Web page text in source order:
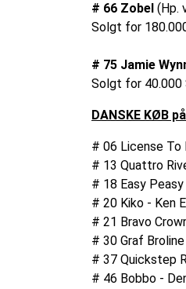
# 66 Zobel (Hp.
Solgt for
# 75 Jamie
Solgt for 40.000
DANSKE KØB
# 06 License To
# 13 Quattro
# 18 Easy
# 20 Kiko - Ken
# 21 Bravo
# 30 Graf
# 37 Quickstep
# 46 Bobbo -